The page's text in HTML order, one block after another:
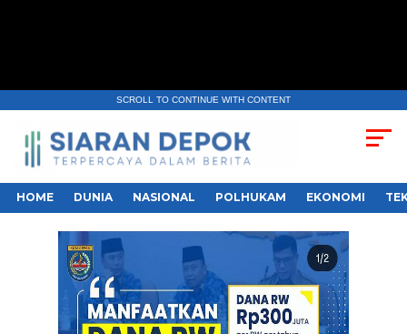
SCROLL TO CONTINUE WITH CONTENT
HOME DUNIA NASIONAL POLHUKAM EKONOMI